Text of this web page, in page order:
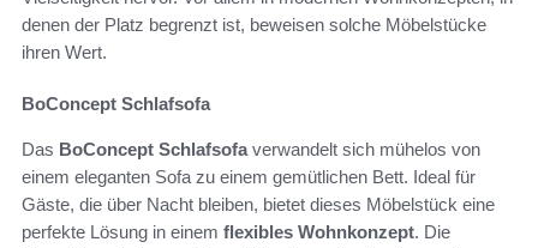
denen der Platz begrenzt ist, beweisen solche Möbelstücke
ihren Wert.
BoConcept Schlafsofa
Das BoConcept Schlafsofaverwandelt sich mühelos von
einem eleganten Sofa zu einem gemütlichen Bett. Ideal für
Gäste, die über Nacht bleiben, bietet dieses Möbelstück eine
perfekte Lösung in einem flexibles Wohnkonzept. Die